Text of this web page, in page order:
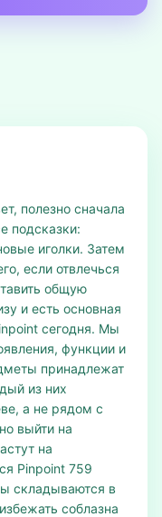
полезно сначала
подсказки:
иголки. Затем
если отвлечься
общую
и есть основная
сегодня. Мы
функции и
принадлежат
из них
а не рядом с
выйти на
на
Pinpoint 759
складываются в
соблазна